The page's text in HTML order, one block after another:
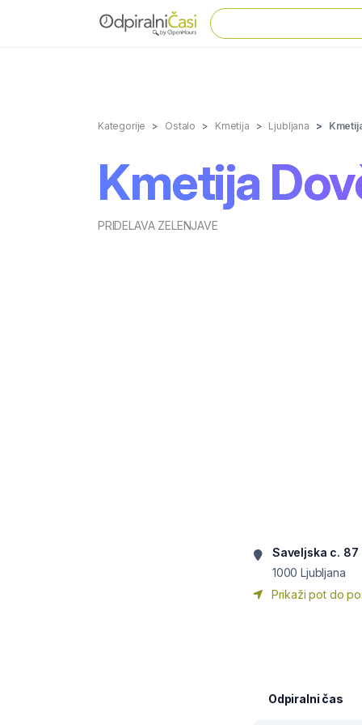
Kategorije Ostalo Kmetija Ljubljana
Kmetija
PRIDELAVA ZELENJAVE
Saveljska c. 87
1000 Ljubljana
Prikaži pot do
Odpiralni čas